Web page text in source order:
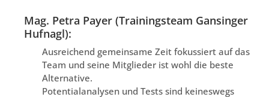
Mag. Petra Payer (Trainingsteam Gansinger
Hufnagl):
Ausreichend gemeinsame Zeit fokussiert auf das
Team und seine Mitglieder ist wohl die beste
Alternative.
Potentialanalysen und Tests sind keineswegs